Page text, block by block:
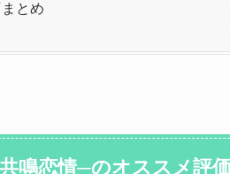
まとめ
鳴恋情─のオススメ評